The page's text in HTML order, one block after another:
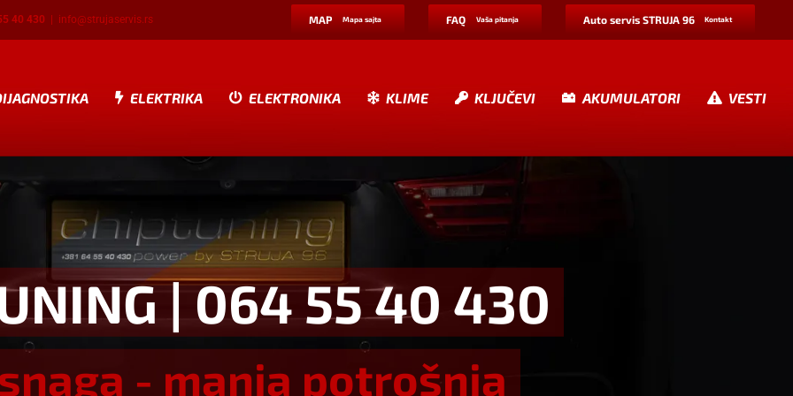
40 430 info@strujaservis.rs MAP Mapa sajta FAQ Vaša pitanja Auto servis STRUJA 96 Kontakt
ELEKTRIKA ELEKTRONIKA KLIME KLJUČEVI AKUMULATORI VESTI
| 064 55 40 430
- manja potrošnja